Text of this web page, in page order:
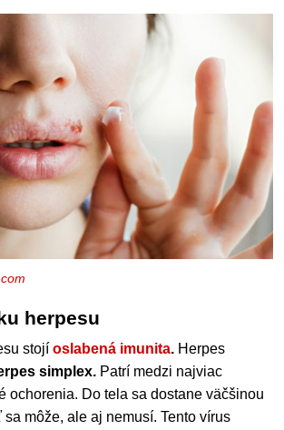
herpesu
stojí oslabená imunita. Herpes
simplex. Patrí medzi najviac
ochorenia. Do tela sa dostane väčšinou
môže, ale aj nemusí. Tento vírus